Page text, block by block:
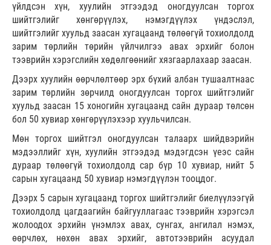
үйлдсэн хүн, хуулийн этгээдэд оногдуулсан торгох
шийтгэлийг хөнгөрүүлэх, нэмэгдүүлэх үндэслэл,
шийтгэлийг хуульд заасан хугацаанд төлөөгүй тохиолдолд
зарим төрлийн төрийн үйлчилгээ авах эрхийг болон
тээврийн хэрэгслийн хөдөлгөөнийг хязгаарлахаар заасан.
Дээрх хуулийн өөрчлөлтөөр эрх бүхий албан тушаалтнаас
зарим төрлийн зөрчилд оногдуулсан торгох шийтгэлийг
хуульд заасан 15 хоногийн хугацаанд сайн дураар төлсөн
бол 50 хувиар хөнгөрүүлэхээр хуульчилсан.
Мөн торгох шийтгэл оногдуулсан талаарх шийдвэрийн
мэдээллийг хүн, хуулийн этгээдэд мэдэгдсэн үеэс сайн
дураар төлөөгүй тохиолдолд сар бүр 10 хувиар, нийт 5
сарын хугацаанд 50 хувиар нэмэгдүүлэн тооцдог.
Дээрх 5 сарын хугацаанд торгох шийтгэлийг биелүүлээгүй
тохиолдолд цагдаагийн байгууллагаас тээврийн хэрэгсэл
жолоодох эрхийн үнэмлэх авах, сунгах, ангилал нэмэх,
өөрчлөх, нөхөн авах эрхийг, автотээврийн асуудал